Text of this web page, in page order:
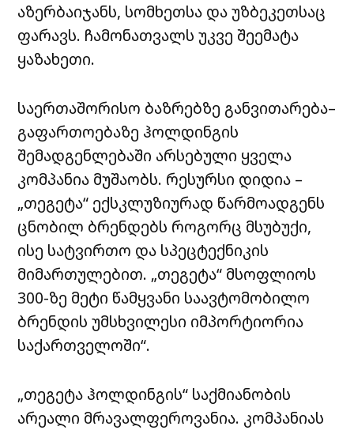
აზერბაიჯანს, სომხეთსა და უზბეკეთსაც
ფარავს. ჩამონათვალს უკვე შეემატა
ყაზახეთი.
საერთაშორისო ბაზრებზე განვითარება–
გაფართოებაზე ჰოლდინგის
შემადგენლებაში არსებული ყველა
კომპანია მუშაობს. რესურსი დიდია –
„თეგეტა“ ექსკლუზიურად წარმოადგენს
ცნობილ ბრენდებს როგორც მსუბუქი,
ისე სატვირთო და სპეცტექნიკის
მიმართულებით. „თეგეტა“ მსოფლიოს
300-ზე მეტი წამყვანი საავტომობილო
ბრენდის უმსხვილესი იმპორტიორია
საქართველოში“.
„თეგეტა ჰოლდინგის“ საქმიანობის
არეალი მრავალფეროვანია. კომპანიას